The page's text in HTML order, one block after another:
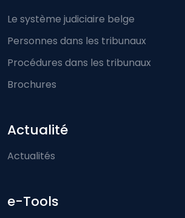
Le système judiciaire belge
Personnes dans les tribunaux
Procédures dans les tribunaux
Brochures
Actualité
Actualités
e-Tools